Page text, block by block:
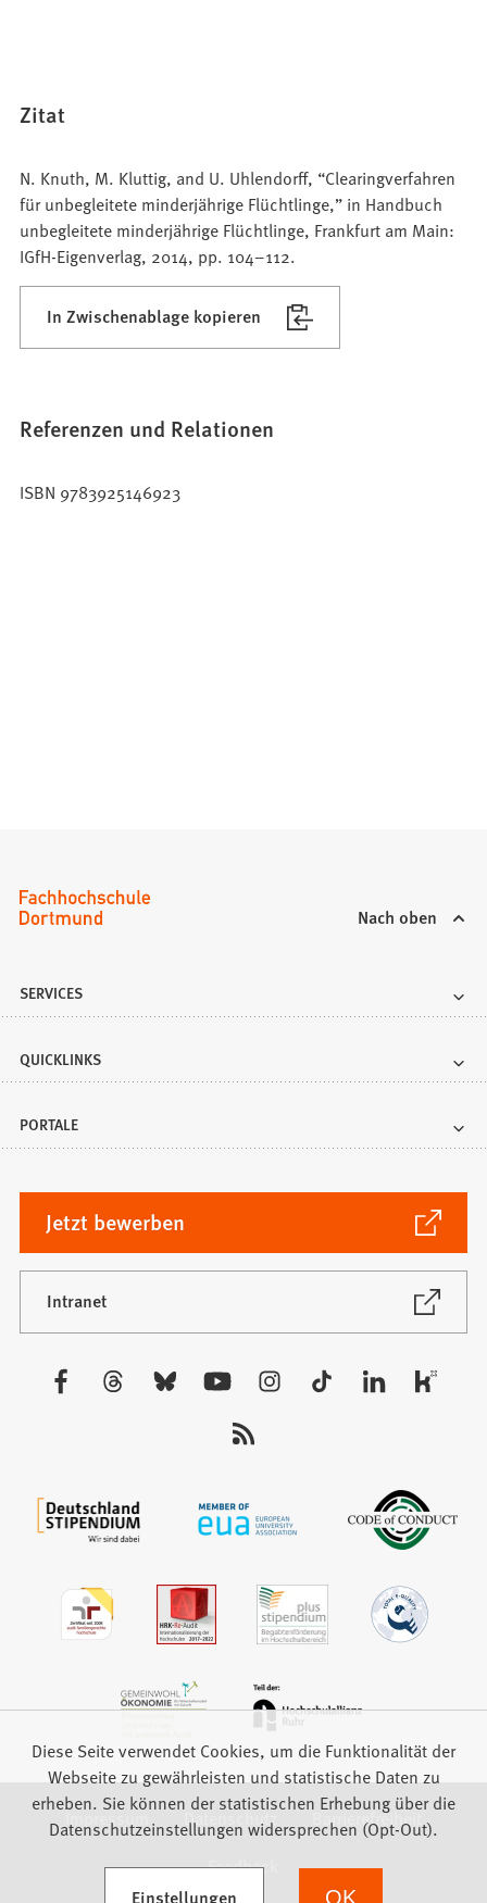
Zitat
N. Knuth, M. Kluttig, and U. Uhlendorff, “Clearingverfahren
für unbegleitete minderjährige Flüchtlinge,” in Handbuch
unbegleitete minderjährige Flüchtlinge, Frankfurt am Main:
IGfH-Eigenverlag, 2014, pp. 104–112.
In Zwischenablage kopieren
Referenzen und Relationen
ISBN 9783925146923
Nach oben
SERVICES
QUICKLINKS
PORTALE
Jetzt bewerben
(Öffnet
in
einem
neuen
Tab)
Intranet
(Öffnet
neuen
Besuchen
Impressum Datenschutz
Barrierefreiheit
Feedback
Diese Seite verwendet Cookies, um die Funktionalität der
Webseite zu gewährleisten und statistische Daten zu
erheben. Sie können der statistischen Erhebung über die
Datenschutzeinstellungen widersprechen (Opt-Out).
Einstellungen
(Öffnet in einem neuen Tab) OK